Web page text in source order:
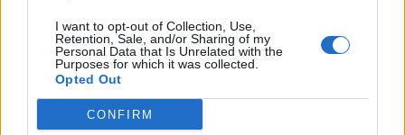
I want to opt-out of Collection, Use,
Retention, Sale, and/or Sharing of my
Personal Data that Is Unrelated with the
Purposes for which it was collected.
Opted Out
CONFIRM
Δείτε περισσότερα άρθρα μας στα αποτελέσματα
αναζήτησης